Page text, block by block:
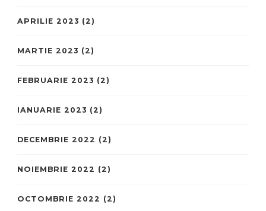
APRILIE 2023 (2)
MARTIE 2023 (2)
FEBRUARIE 2023 (2)
IANUARIE 2023 (2)
DECEMBRIE 2022 (2)
NOIEMBRIE 2022 (2)
OCTOMBRIE 2022 (2)